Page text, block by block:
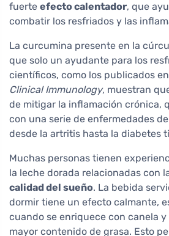
fuerte efecto calentador, que
combatir los resfriados y las
La curcumina presente en la
que solo un ayudante para los
científicos, como los publicados
Clinical Immunology, muestran
de mitigar la inflamación crónica,
con una serie de enfermedades
desde la artritis hasta la diabetes
Muchas personas tienen
la leche dorada relacionadas con
calidad del sueño. La bebida
dormir tiene un efecto calmante,
cuando se enriquece con canela
mayor contenido de grasa. Esto